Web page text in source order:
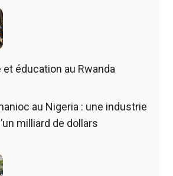
et éducation au Rwanda
au Nigeria : une industrie
milliard de dollars